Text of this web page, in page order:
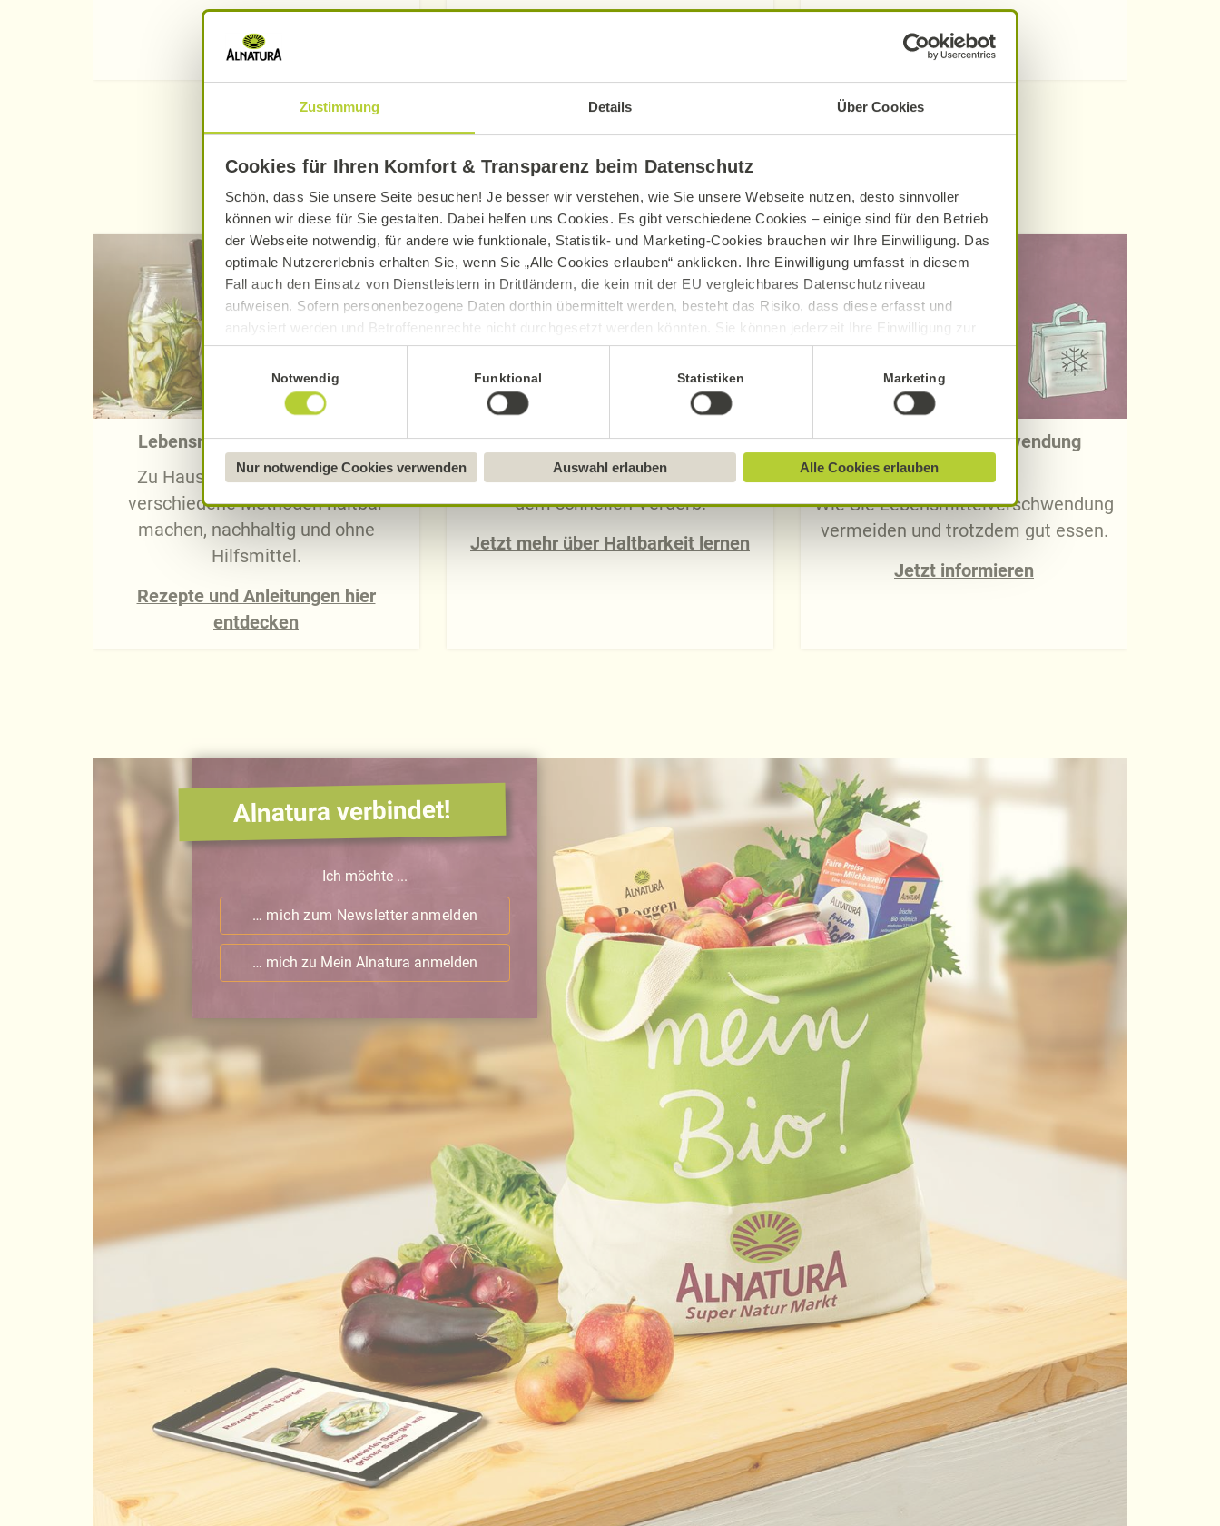
Zustimmung Details Über Cookies
Cookies für Ihren Komfort & Transparenz beim Datenschutz
Schön, dass Sie unsere Seite besuchen! Je besser wir verstehen, wie Sie unsere Webseite nutzen, desto sinnvoller
können wir diese für Sie gestalten. Dabei helfen uns Cookies. Es gibt verschiedene Cookies – einige sind für den Betrieb
der Webseite notwendig, für andere wie funktionale, Statistik- und Marketing-Cookies brauchen wir Ihre Einwilligung. Das
optimale Nutzererlebnis erhalten Sie, wenn Sie „Alle Cookies erlauben“ anklicken. Ihre Einwilligung umfasst in diesem
Fall auch den Einsatz von Dienstleistern in Drittländern, die kein mit der EU vergleichbares Datenschutzniveau
aufweisen. Sofern personenbezogene Daten dorthin übermittelt werden, besteht das Risiko, dass diese erfasst und
analysiert werden und Betroffenenrechte nicht durchgesetzt werden könnten. Sie können jederzeit Ihre Einwilligung zur
Datenverarbeitung und -übermittlung widerrufen und Tools deaktivieren. Ausführliche Informationen finden Sie in unserer
Datenschutzerklärung
Näheres über uns erfahren Sie in unseremImpressum
Notwendig Funktional Statistiken Marketing
Nur notwendige Cookies verwenden Auswahl erlauben Alle Cookies erlauben
Entdecken Sie weitere Themen
Lebensmittel haltbar machen
Zu Hause Lebensmittel durch
verschiedene Methoden haltbar
machen, nachhaltig und ohne
Hilfsmittel.
Rezepte und Anleitungen hier
entdecken
Lebensmittel: Haltbarkeit
So bewahren Sie Lebensmittel vor
dem schnellen Verderb.
Jetzt mehr über Haltbarkeit lernen
Lebensmittelverschwendung
vermeiden
Wie Sie Lebensmittelverschwendung
vermeiden und trotzdem gut essen.
Jetzt informieren
Alnatura verbindet!
Ich möchte ...
… mich zum Newsletter anmelden
… mich zu Mein Alnatura anmelden